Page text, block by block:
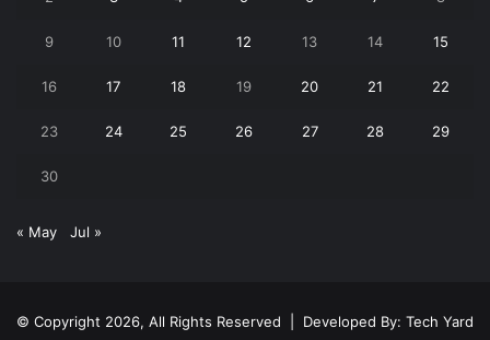
9 10 11 12 13 14 15
16 17 18 19 20 21 22
23 24 25 26 27 28 29
30
« May Jul »
© Copyright 2026, All Rights Reserved | Developed By: Tech Yard